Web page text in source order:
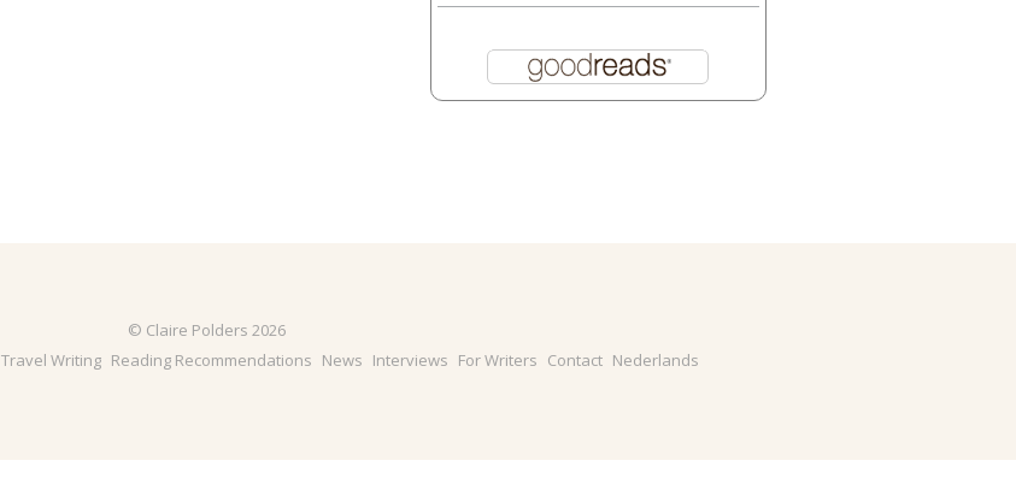
© Claire Polders 2026
Travel Writing Reading Recommendations News Interviews For Writers Contact Nederlands